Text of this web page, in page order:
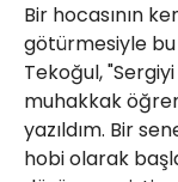
Bir hocasının
götürmesiyle bu
Tekoğul,
muhakkak
yazıldım. Bir
hobi olarak